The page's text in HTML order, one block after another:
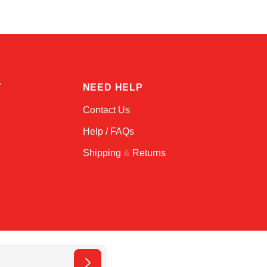
NEED HELP
Contact Us
Help / FAQs
Shipping & Returns